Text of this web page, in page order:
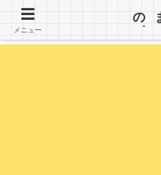
【のまどぼ】手が届くセミリタイア生活・
を持って、場所にこだ
メニュー
の